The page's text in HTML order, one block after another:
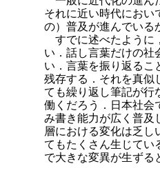
それに近い時代におい
の）普及が進んでいる
すでに述べたように
い．話し言葉だけの社
い．言葉を振り返るこ
残存する．それを真似
ても繰り返し筆記が行
働くだろう．日本社会
み書き能力が広く普及
層における変化は乏し
てもたくさん生じてい
で大きな変異が生ずる